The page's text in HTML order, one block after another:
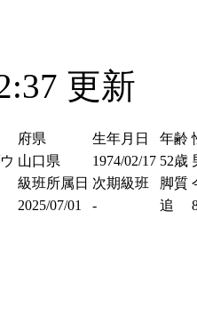
更新
府県 生年月日 年齢
山口県 1974/02/17 52歳
級班所属日 次期級班 脚質
2025/07/01 - 追